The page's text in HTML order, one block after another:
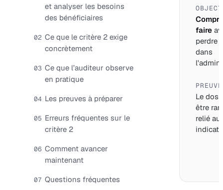
et analyser les besoins
des bénéficiaires
02 Ce que le critère 2 exige
concrètement
03 Ce que l’auditeur observe
en pratique
04 Les preuves à préparer
05 Erreurs fréquentes sur le
critère 2
06 Comment avancer
maintenant
07 Questions fréquentes
faire
perdre
dans
PREUVE
Le
être
relié